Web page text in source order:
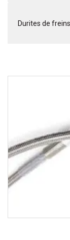
Durites de